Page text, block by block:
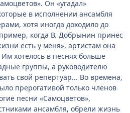
Он «угадал»
в исполнении ансамбля
хотя иногда доходило до
когда В. Добрынин принес
есть у меня», артистам она
хотелось в песнях больше
группы, а руководителю
свой репертуар... Во времена,
прерогативой только членов
песни «Самоцветов»,
ансамбля, обрели жизнь